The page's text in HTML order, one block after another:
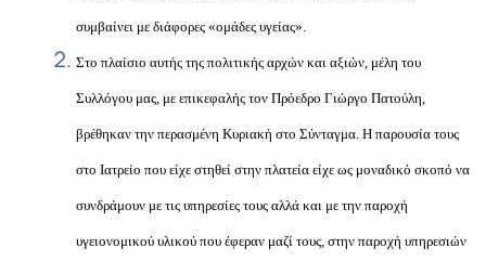
συμβαίνει με διάφορες «ομάδες υγείας».
Στο πλαίσιο αυτής της πολιτικής αρχών και αξιών, μέλη του
Συλλόγου μας, με επικεφαλής τον Πρόεδρο Γιώργο Πατούλη,
βρέθηκαν την περασμένη Κυριακή στο Σύνταγμα. Η παρουσία τους
στο Ιατρείο που είχε στηθεί στην πλατεία είχε ως μοναδικό σκοπό να
συνδράμουν με τις υπηρεσίες τους αλλά και με την παροχή
υγειονομικού υλικού που έφεραν μαζί τους, στην παροχή υπηρεσιών